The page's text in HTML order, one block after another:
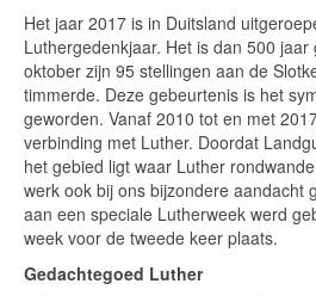
Het jaar 2017 is in Duitsland
Luthergedenkjaar. Het is dan 500
oktober zijn 95 stellingen aan de
timmerde. Deze gebeurtenis is het
geworden. Vanaf 2010 tot en met
verbinding met Luther. Doordat
het gebied ligt waar Luther
werk ook bij ons bijzondere aandacht
aan een speciale Lutherweek werd
week voor de tweede keer plaats.
Gedachtegoed Luther